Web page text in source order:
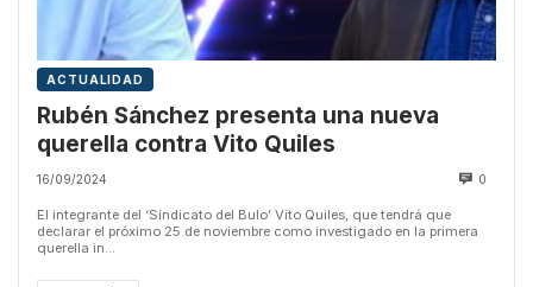
ACTUALIDAD
Rubén Sánchez presenta una nueva
querella contra Vito Quiles
16/09/2024 0
El integrante del ‘Sindicato del Bulo’ Vito Quiles, que tendrá que
declarar el próximo 25 de noviembre como investigado en la primera
querella in...